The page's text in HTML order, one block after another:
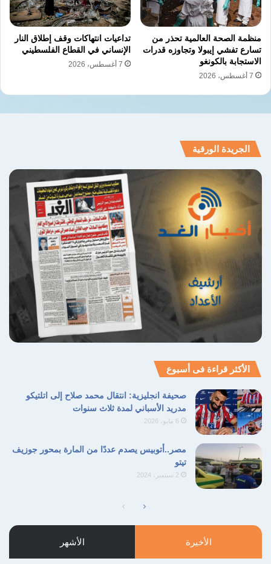
نسخ الرابط
منظمة الصحة العالمية تحذر من
تسارع تفشي إيبولا وتجاوزه قدرات
الاستجابة بالكونغو
7 أغسطس، 2026
تداعيات انتهاكات وقف إطلاق النار
الإنساني في القطاع الفلسطيني
7 أغسطس، 2026
الجريدة الورقية
الأكثر قراءة فى أسبوع
صحيفة انجليزية: انتقال محمد صلاح إلى اتلتيكو
مدريد الأسباني لمدة ثلاث سنوات
6 مايو، 2026
مصر..أتوبيس يصدم عددًا من المارة بمحور جوزيف
تيتو
2 سبتمبر، 2024
الصفحةالصفحة
الأخيرة الأشهر